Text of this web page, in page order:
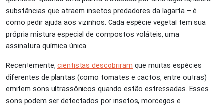
substâncias que atraem insetos predadores da lagarta – é
como pedir ajuda aos vizinhos. Cada espécie vegetal tem sua
própria mistura especial de compostos voláteis, uma
assinatura química única.
Recentemente, cientistas descobriram que muitas espécies
diferentes de plantas (como tomates e cactos, entre outras)
emitem sons ultrassônicos quando estão estressadas. Esses
sons podem ser detectados por insetos, morcegos e